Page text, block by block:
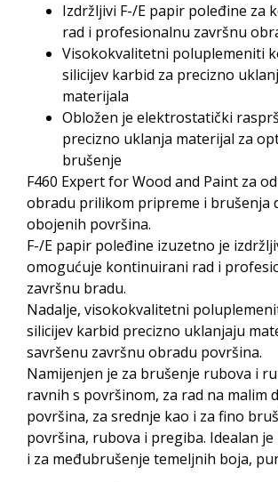
Izdržljivi F-/E papir poleđine za
rad i profesionalnu završnu
Visokokvalitetni poluplemeniti
silicijev karbid za precizno
materijala
Obložen je elektrostatički
precizno uklanja materijal za
brušenje
F460 Expert for Wood and Paint za
obradu prilikom pripreme i brušenja
obojenih površina.
F-/E papir poleđine izuzetno je
omogućuje kontinuirani rad i
završnu bradu.
Nadalje, visokokvalitetni
silicijev karbid precizno uklanjaju
savršenu završnu obradu površina.
Namijenjen je za brušenje rubova i
ravnih s površinom, za rad na malim
površina, za srednje kao i za fino
površina, rubova i pregiba. Idealan
i za međubrušenje temeljnih boja,